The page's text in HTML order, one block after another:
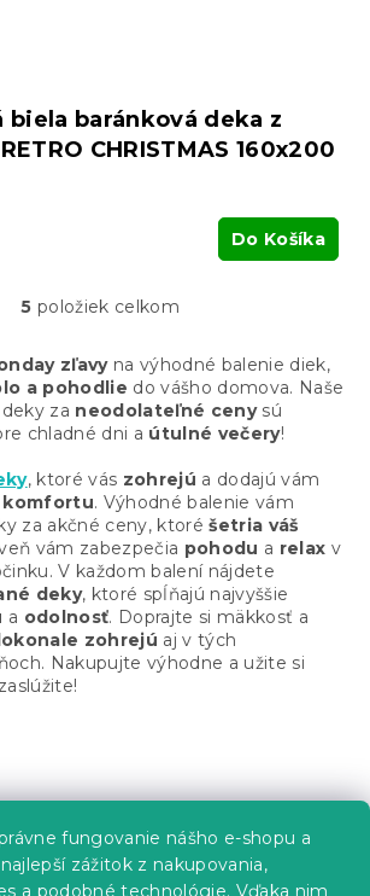
fungovanie nášho e-shopu a
zážitok z nakupovania,
a podobné technológie. Vďaka nim
biela baránková deka z
CHRISTMAS 160x200
Do Košíka
O
l
á
d
a
i
e
p
r
v
k
y
v
ý
5 položiek celkom
zľavyna výhodné balenie diek,
a pohodlie do vášho domova. Naše
za neodolateľné cenysú
chladné dni a útulné večery!
, ktoré vás zohrejú a dodajú vám
komfortu. Výhodné balenie vám
za akčné ceny, ktoréšetria váš
vám zabezpečia pohodu a relax v
V každom balení nájdete
deky, ktoré spĺňajú najvyššie
a odolnosť. Doprajte si mäkkosť a
zohrejú aj v tých
Nakupujte výhodne a užite si
pre vás